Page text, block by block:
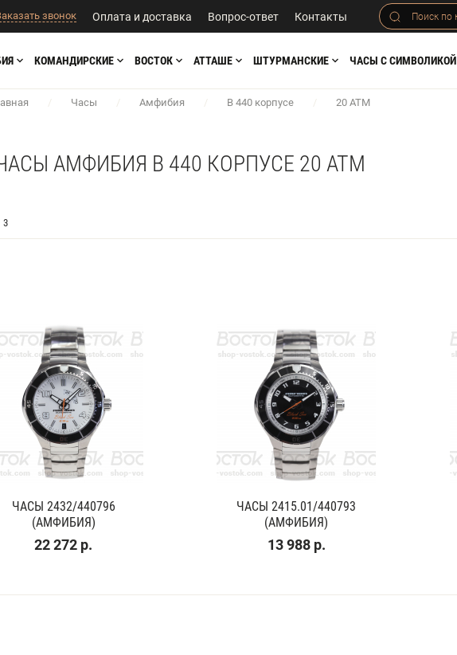
звонок Оплата и доставка Вопрос-ответ Контакты
КОМАНДИРСКИЕ ВОСТОК АТТАШЕ ШТУРМАНСКИЕ ЧАСЫ С СИМВОЛИКОЙ
/ Часы / Амфибия / В 440 корпусе / 20 АТМ
АМФИБИЯ В 440 КОРПУСЕ 20 АТМ
3
ЧАСЫ 2432/440796
(АМФИБИЯ)
22 272 р.
ЧАСЫ 2415.01/440793
(АМФИБИЯ)
13 988 р.